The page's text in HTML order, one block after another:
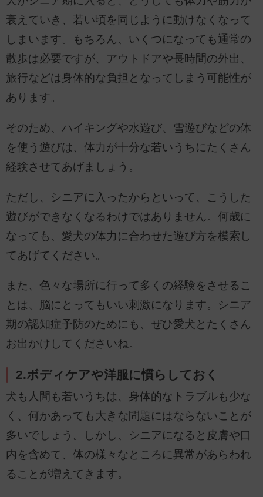
衰えていき、若い頃を同じように動けなくなって
しまいます。もちろん、いくつになっても通常の
散歩は必要ですが、アウトドアや長時間の外出、
旅行などは身体的な負担となってしまう可能性が
あります。
そのため、ハイキングや水遊び、雪遊びなどの体
を使う遊びは、体力が十分な若いうちにたくさん
経験させてあげましょう。
ただし、シニアに入ったからといって、こうした
遊びができなくなるわけではありません。何歳に
なっても、愛犬の体力に合わせた遊び方を模索し
てあげてください。
また、色々な場所に行って多くの経験をさせるこ
とは、脳にとってもいい刺激になります。シニア
期の認知症予防のためにも、ぜひ愛犬とたくさん
お出かけしてくださいね。
2.ボディケアや洋服に慣らしておく
犬も人間も若いうちは、身体的なトラブルも少な
く、何かあっても大きな問題にはならないことが
多いでしょう。しかし、シニアになると皮膚や口
内を含めて、体の様々なところに異常があらわれ
ることが増えてきます。